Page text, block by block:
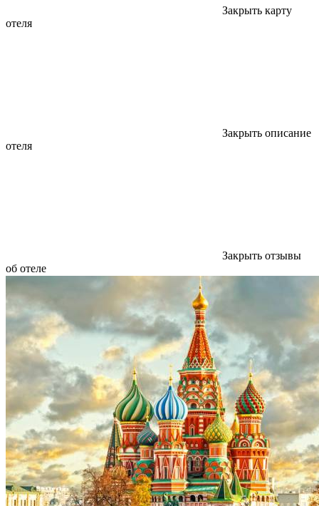
Закрыть карту
отеля
Закрыть описание
отеля
Закрыть отзывы
об отеле